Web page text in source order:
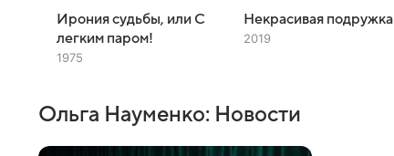
Ирония судьбы, или С
легким паром!
1975
Некрасивая подружка
2019
Ольга Науменко: Новости